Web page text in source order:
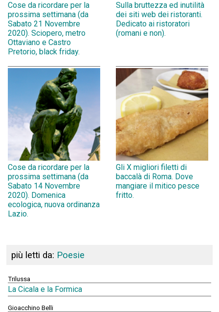
Cose da ricordare per la
prossima settimana (da
Sabato 21 Novembre
2020). Sciopero, metro
Ottaviano e Castro
Pretorio, black friday.
Sulla bruttezza ed inutilità
dei siti web dei ristoranti.
Dedicato ai ristoratori
(romani e non).
Cose da ricordare per la
prossima settimana (da
Sabato 14 Novembre
2020). Domenica
ecologica, nuova ordinanza
Lazio.
Gli X migliori filetti di
baccalà di Roma. Dove
mangiare il mitico pesce
fritto.
più letti da: Poesie
Trilussa
La Cicala e la Formica
Gioacchino Belli